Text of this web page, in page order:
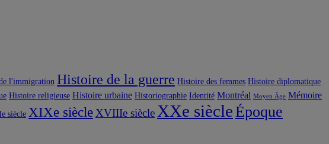
l'immigration Histoire de la guerre Histoire des femmes Histoire diplomatique
Histoire religieuse Histoire urbaine Historiographie Identité Montréal Moyen Âge Mémoire
siècle XIXe siècle XVIIIe siècle XXe siècle Époque